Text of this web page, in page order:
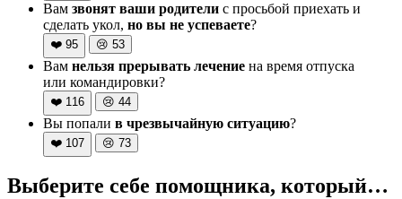
Вам звонят ваши родители с просьбой приехать и
сделать укол, но вы не успеваете?
❤️ 95 😢 53
Вам нельзя прерывать лечение на время отпуска
или командировки?
❤️ 116 😢 44
Вы попали в чрезвычайную ситуацию?
❤️ 107 😢 73
Выберите себе помощника, который…